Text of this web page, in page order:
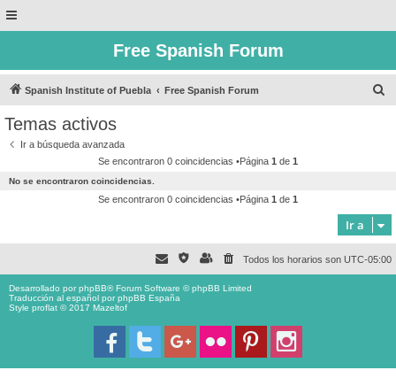
Free Spanish Forum
Spanish Institute of Puebla Free Spanish Forum
Temas activos
Ir a búsqueda avanzada
Se encontraron 0 coincidencias •Página 1 de 1
No se encontraron coincidencias.
Se encontraron 0 coincidencias •Página 1 de 1
Ir a
Todos los horarios son UTC-05:00
Desarrollado porphpBB® Forum Software © phpBB Limited
Traducción al español porphpBB España
Style proflat © 2017 Mazeltof